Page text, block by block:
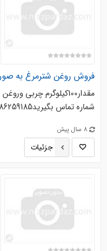
فروش روغن شترمرغ به
مقدار100کیلوگرم
شماره تماس بگیرید09186259185بیرامی
8 سال پیش
جزئیات